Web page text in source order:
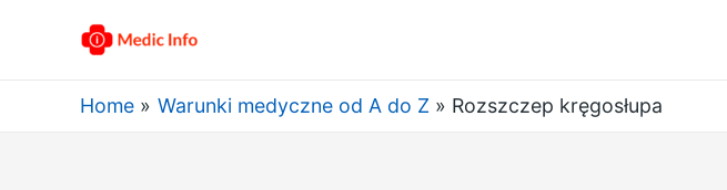
Home Warunki medyczne od A do Z Rozszczep kręgosłupa